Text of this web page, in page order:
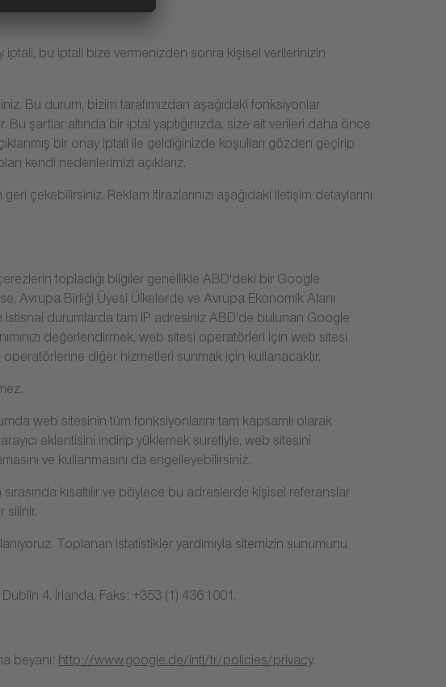
bu iptali bize vermenizden sonra kişisel verilerinizin
Bu durum, bizim tarafımızdan aşağıdaki fonksiyonlar
şartlar altında bir iptal yaptığınızda, size ait verileri daha önce
bir onay iptali ile geldiğinizde koşulları gözden geçirip
kendi nedenlerimizi açıklarız.
çekebilirsiniz. Reklam itirazlarınızı aşağıdaki iletişim detaylarını
topladığı bilgiler genellikle ABD'deki bir Google
Avrupa Birliği Üyesi Ülkelerde ve Avrupa Ekonomik Alanı
istisnai durumlarda tam IP adresiniz ABD'de bulunan Google
değerlendirmek, web sitesi operatörleri için web sitesi
operatörlerine diğer hizmetleri sunmak için kullanacaktır.
web sitesinin tüm fonksiyonlarını tam kapsamlı olarak
eklentisini indirip yüklemek suretiyle, web sitesini
ve kullanmasını da engelleyebilirsiniz.
kısaltılır ve böylece bu adreslerde kişisel referanslar
silinir.
Toplanan istatistikler yardımıyla sitemizin sunumunu
4, İrlanda, Faks: +353 (1) 436 1001.
beyanı: http://www.google.de/intl/tr/policies/privacy.